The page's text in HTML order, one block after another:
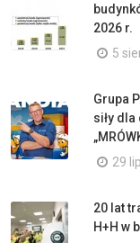
2026 r.
5
Grupa
siły
29
20 lat
H+H w